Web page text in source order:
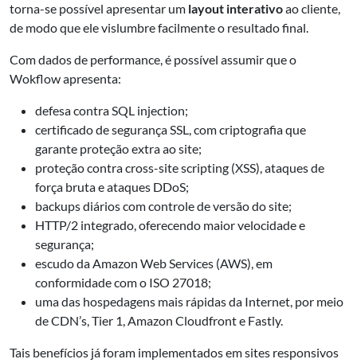
torna-se possível apresentar um layout interativoao cliente,
de modo que ele vislumbre facilmente o resultado final.
Com dados de performance, é possível assumir que o
Wokflow apresenta:
defesa contra SQL injection;
certificado de segurança SSL, com criptografia que
garante proteção extra ao site;
proteção contra cross-site scripting (XSS), ataques de
força bruta e ataques DDoS;
backups diários com controle de versão do site;
HTTP/2 integrado, oferecendo maior velocidade e
segurança;
escudo da Amazon Web Services (AWS), em
conformidade com o ISO 27018;
uma das hospedagens mais rápidas da Internet, por meio
de CDN’s, Tier 1, Amazon Cloudfront e Fastly.
Tais benefícios já foram implementados em sites responsivos